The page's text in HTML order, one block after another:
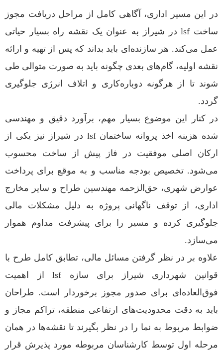
در این مسیر اداری، آگاهی کامل از مراحل دریافت مجوز
ساخت lsf در شیراز به عنوان یک نقشه راه بسیار حیاتی
عمل می‌کند. هر سازنده‌ای باید بداند که پس از تهیه و ارائه
نقشه اولیه، گام‌های بعدی چگونه باید به صورت متوالی طی
شوند تا از هرگونه دوباره‌کاری و اتلاف انرژی جلوگیری
گردد.
در کنار این موضوع بسیار مهم، برآورد دقیق و مهندسی
شده هزینه اخذ پروانه ساختمان lsf در شیراز نیز یکی از
ارکان اصلی موفقیت در فاز پیش از ساخت محسوب
می‌شود. تخصیص بودجه مناسب و به موقع برای پرداخت
عوارض شهری، حق‌الزحمه مهندسین طراح و سایر مخارج
اداری، از توقف ناگهانی پروژه به دلیل مشکلات مالی
جلوگیری کرده و مسیر را برای پیشرفت مداوم هموار
می‌سازد.
علاوه بر در نظر گرفتن مسائل مالی، تطابق کامل طرح با
قوانین شهرداری شیراز برای سازه lsf از اهمیت
فوق‌العاده‌ای برای صدور مجوز برخوردار است. طراحان
باید به دقت محدودیت‌های ارتفاعی منطقه، تراکم مجاز و
ضوابط مربوط به نما را در نظر بگیرند تا نقشه‌ها در همان
مرحله اول توسط کارشناسان مربوطه مورد پذیرش قرار